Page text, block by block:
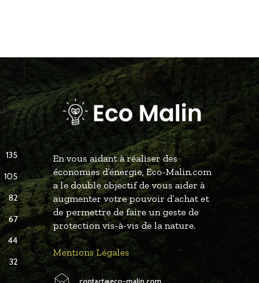
135
105
82
67
44
32
En vous aidant à réaliser des
économies d’énergie, Eco-Malin.com
a le double objectif de vous aider à
augmenter votre pouvoir d’achat et
de permettre de faire un geste de
protection vis-à-vis de la nature.
Mentions Légales
contact@eco-malin.com